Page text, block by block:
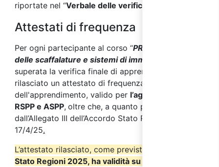
riportate nel “Verbale delle verifiche finali
Attestati di frequenza
Per ogni partecipante al corso “PRSES e sicurezza
delle scaffalature e sistemi di immagazzinaggio
superata la verifica finale di apprendimento, verrà
rilasciato un attestato di frequenza con verifica
dell'apprendimento, valido per l’aggiornamento
RSPP e ASPP, oltre che, a quanto previsto
dall’Allegato III dell’Accordo Stato Regioni del
17/4/25.
L’attestato rilasciato, come previsto dall’
Stato Regioni 2025, ha validità su tutto il territorio